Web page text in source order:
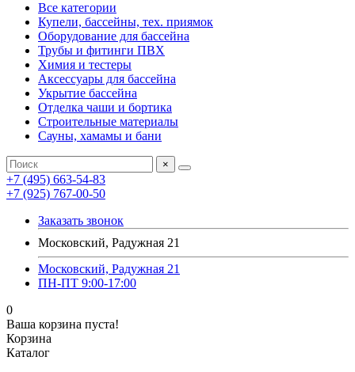
Все категории
Купели, бассейны, тех. приямок
Оборудование для бассейна
Трубы и фитинги ПВХ
Химия и тестеры
Аксессуары для бассейна
Укрытие бассейна
Отделка чаши и бортика
Строительные материалы
Сауны, хамамы и бани
×
+7 (495) 663-54-83
+7 (925) 767-00-50
Заказать звонок
Московский, Радужная 21
Московский, Радужная 21
ПН-ПТ 9:00-17:00
0
Ваша корзина пуста!
Корзина
Каталог